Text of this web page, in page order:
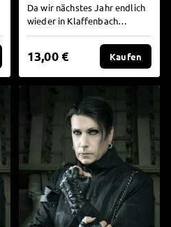
Da wir nächstes Jahr endlich
wieder in Klaffenbach
spielen, wollten wir auch ein
Poster davon machen...
13,00 € Kaufen